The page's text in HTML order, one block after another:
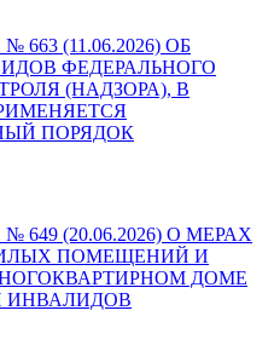
№ 663 (11.06.2026) ОБ
ФЕДЕРАЛЬНОГО
(НАДЗОРА), В
ПОРЯДОК
№ 649 (20.06.2026) О МЕРАХ
ПОМЕЩЕНИЙ И
ДОМЕ
ИНВАЛИДОВ